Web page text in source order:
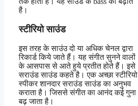
है।
स्टीरियो साउंड
इस तरह के साउंउ दो या अधिक चेनल द्वारा
रिकार्ड किये जाते हैं। यह संगीत सुनने वालों
के आसपास से आते हुये प्रतीत होते हैं। इसे
सराउंड साउंड कहते है। एक अच्छा स्टीरियो
स्पीकर शानदार सराउंड साउंड का अनुभव
कराता है। जिससे संगीत का आनंद कई गुना
बढ़ जाता है।